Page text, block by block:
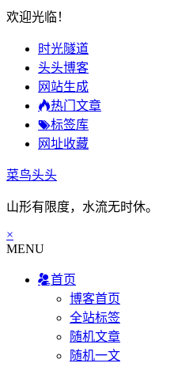
欢迎光临！
时光隧道
头头博客
网站生成
热门文章
标签库
网址收藏
菜鸟头头
山形有限度，水流无时休。
×
MENU
首页
博客首页
全站标签
随机文章
随机一文